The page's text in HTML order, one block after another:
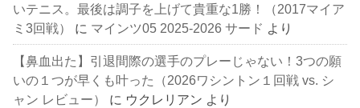
いテニス。最後は調子を上げて貴重な1勝！（2017マイア
ミ3回戦）
に マインツ05 2025-2026 サード より
【鼻血出た】引退間際の選手のプレーじゃない！3つの願
いの１つが早くも叶った（2026ワシントン１回戦 vs. シ
ャン レビュー）
に ウクレリアン より